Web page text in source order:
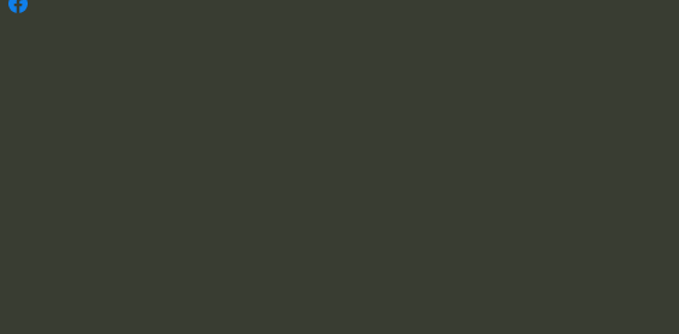
Riverside County